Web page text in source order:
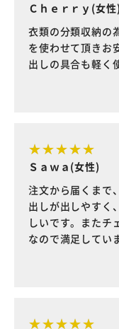
Ｃｈｅｒｒｙ(女性)
衣類の分類収納の
を使わせて頂きお
出しの具合も軽く
Ｓａｗａ(女性)
注文から届くまで
出しが出しやすく
しいです。またチ
なので満足してい